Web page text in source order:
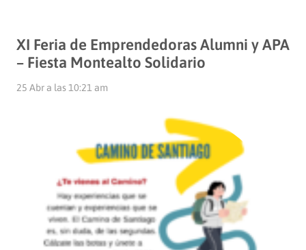
XI Feria de Emprendedoras Alumni y APA
– Fiesta Montealto Solidario
25 Abr a las 10:21 am